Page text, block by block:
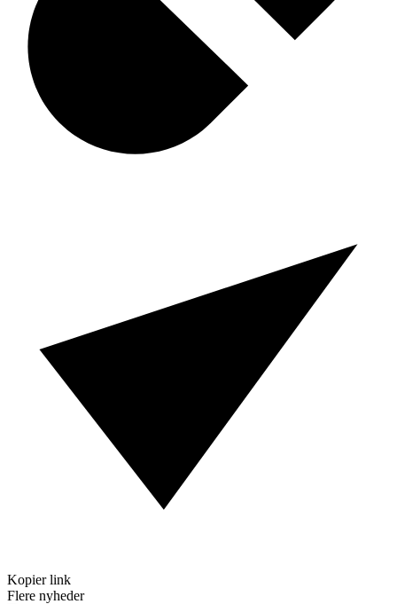
Kopier link
Flere nyheder